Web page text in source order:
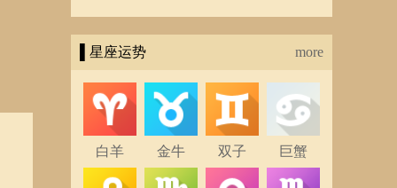
▌星座运势 more
白羊 金牛 双子 巨蟹